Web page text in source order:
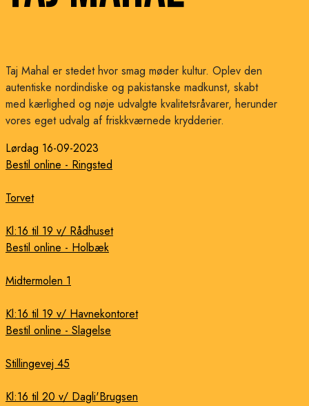
Taj Mahal er stedet hvor smag møder kultur. Oplev den
autentiske nordindiske og pakistanske madkunst, skabt
med kærlighed og nøje udvalgte kvalitetsråvarer, herunder
vores eget udvalg af friskkværnede krydderier.
Lørdag 16-09-2023
Bestil online - Ringsted
Torvet
Kl:16 til 19 v/ Rådhuset
Bestil online - Holbæk
Midtermolen 1
Kl:16 til 19 v/ Havnekontoret
Bestil online - Slagelse
Stillingevej 45
Kl:16 til 20 v/ Dagli'Brugsen